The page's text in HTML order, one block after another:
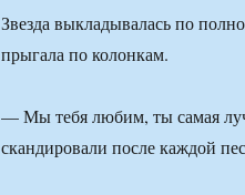
Звезда выкладывалась по
прыгала по колонкам.
— Мы тебя любим, ты самая
скандировали после каждой